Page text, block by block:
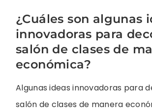
¿Cuáles son algunas
innovadoras para
salón de clases de
económica?
Algunas ideas innovadoras para
salón de clases de manera